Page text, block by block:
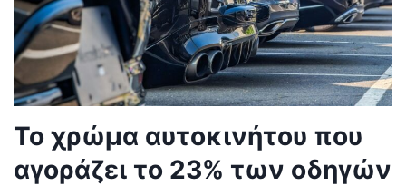
Το χρώμα αυτοκινήτου που
αγοράζει το 23% των οδηγών